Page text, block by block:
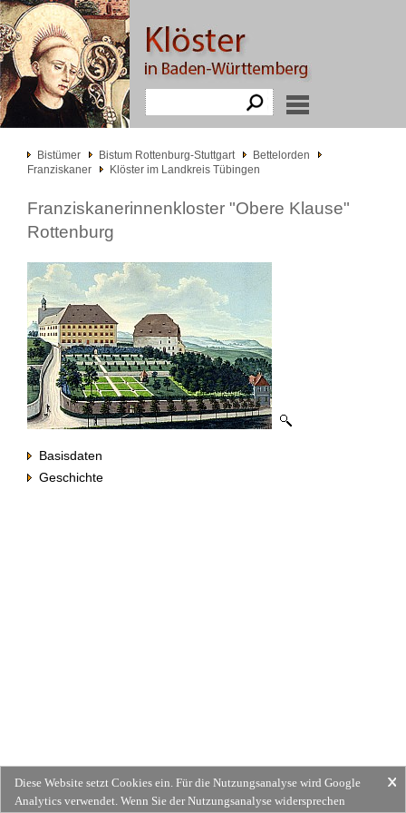
Bistümer Bistum Rottenburg-Stuttgart
Bettelorden
Franziskaner
Klöster im Landkreis Tübingen
Franziskanerinnenkloster "Obere Klause"
Rottenburg
Basisdaten
Geschichte
Diese Website setzt Cookies ein. Für die Nutzungsanalyse wird Google
Analytics verwendet. Wenn Sie der Nutzungsanalyse widersprechen